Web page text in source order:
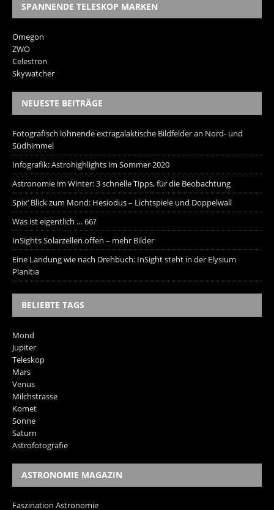
SPANNENDE TELESKOP MARKEN
Omegon
ZWO
Celestron
Skywatcher
NEUESTE BEITRÄGE
Fotografisch lohnende extragalaktische Bildfelder an Nord- und
Südhimmel
Infografik: Astrohighlights im Sommer 2020
Astronomie im Winter: 3 schnelle Tipps, für die Beobachtung
Spix‘ Blick zum Mond: Hesiodus – Lichtspiele und Doppelwall
Was ist eigentlich … 66?
InSights Solarzellen offen – mehr Bilder
Eine Landung wie nach Drehbuch: InSight steht in der Elysium
Planitia
BELIEBTE TAGS
Mond
Jupiter
Teleskop
Mars
Venus
Milchstrasse
Komet
Sonne
Saturn
Astrofotografie
ASTRONOMIE MAGAZIN
Faszination Astronomie